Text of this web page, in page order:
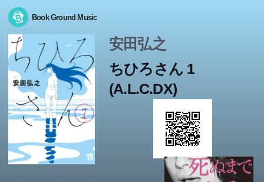
Book Ground Music
安田弘之
ちひろさん 1
(A.L.C.DX)